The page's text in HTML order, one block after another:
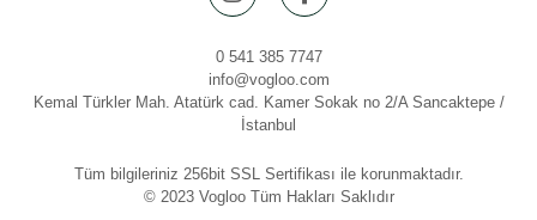
0 541 385 7747
info@vogloo.com
Kemal Türkler Mah. Atatürk cad. Kamer Sokak no 2/A Sancaktepe /
İstanbul
Tüm bilgileriniz 256bit SSL Sertifikası ile korunmaktadır.
© 2023 Vogloo Tüm Hakları Saklıdır